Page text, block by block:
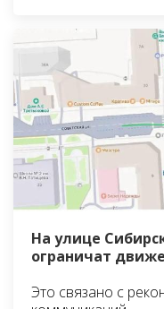
На улице
ограничат
Это связано с